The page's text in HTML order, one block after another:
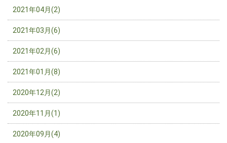
2021年04月(2)
2021年03月(6)
2021年02月(6)
2021年01月(8)
2020年12月(2)
2020年11月(1)
2020年09月(4)